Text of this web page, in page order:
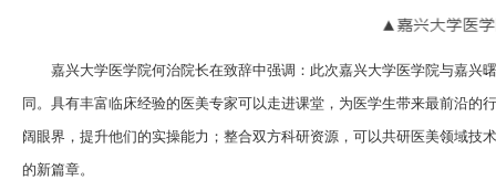
嘉兴大学医学院何治院长在致辞中强调：此次嘉兴大学医学院与嘉
同。具有丰富临床经验的医美专家可以走进课堂，为医学生带来最前沿
阔眼界，提升他们的实操能力；整合双方科研资源，可以共研医美领域
的新篇章。